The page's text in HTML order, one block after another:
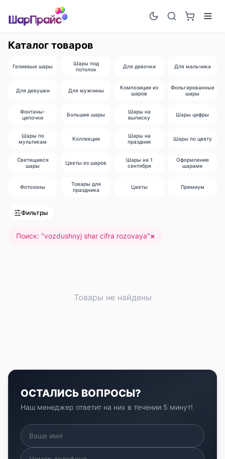
Каталог товаров
Гелиевые шары
Шары под
потолок
Для девочки Для мальчика
Для девушки Для мужчины
Композиции из
шаров
Фольгированные
шары
Фонтаны-
цепочки
Большие шары
Шары на
выписку
Шары цифры
Шары по
мультикам
Коллекции
Шары на
праздник
Шары по цвету
Светящиеся
шары
Цветы из шаров
Шары на 1
сентября
Оформление
шарами
Фотозоны
Товары для
праздника
Цветы Премиум
Фильтры
Поиск: "vozdushnyj shar cifra rozovaya"×
Товары не найдены
ОСТАЛИСЬ ВОПРОСЫ?
Наш менеджер ответит на них в течении 5 минут!